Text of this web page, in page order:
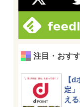
注目・おす
【
定
え